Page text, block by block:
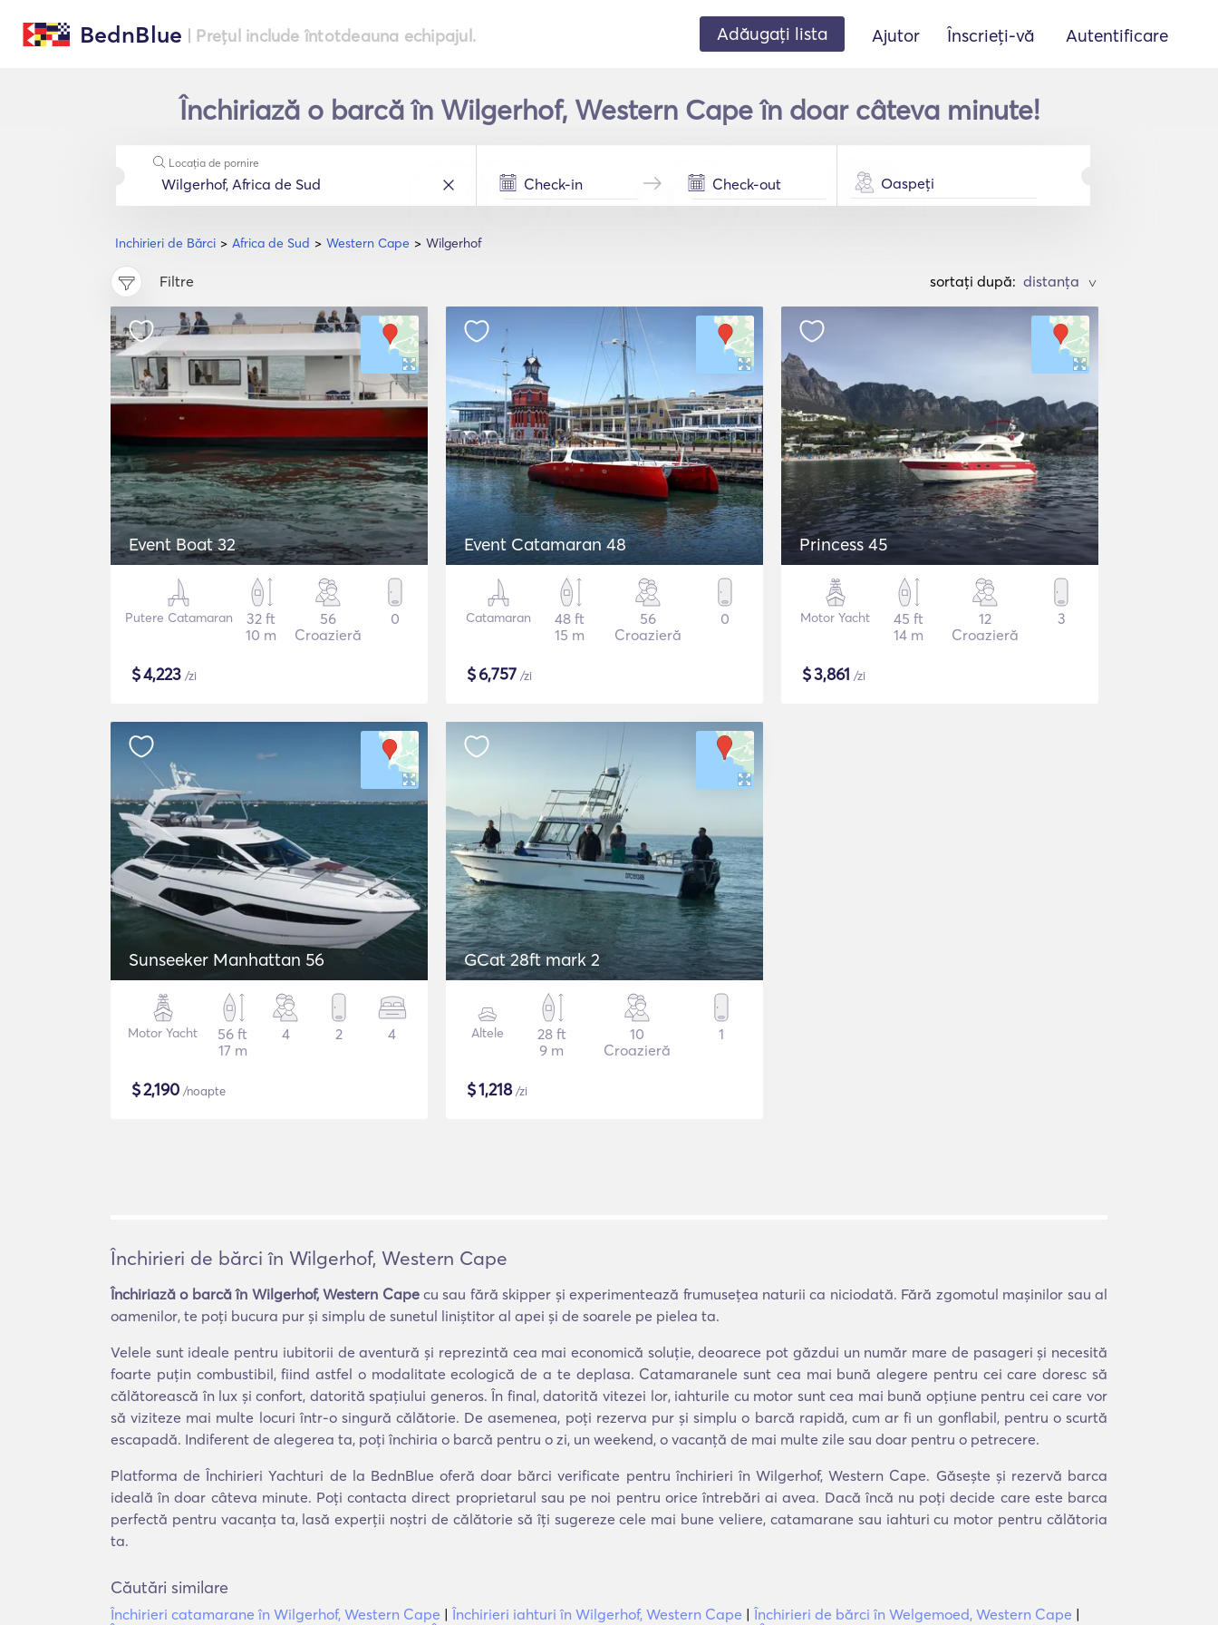
BednBlue | Prețul include întotdeauna echipajul. Adăugați lista Ajutor Înscrieți-vă Autentificare
Închiriază o barcă în Wilgerhof, Western Cape în doar câteva minute!
Inchirieri de Bărci Africa de Sud Western Cape Wilgerhof
Locația de pornire
Oaspeți
Filtre sortați după: >
Event Boat 32
Putere Catamaran
32 ft
10 m
56
Croazieră
0
$4,223 /zi
Event Catamaran 48
Catamaran
48 ft
15 m
56
Croazieră
0
$6,757 /zi
Princess 45
Motor Yacht
45 ft
14 m
12
Croazieră
3
$3,861 /zi
Sunseeker Manhattan 56
Motor Yacht
56 ft
17 m
4 2 4
$2,190 /noapte
GCat 28ft mark 2
Altele
28 ft
9 m
10
Croazieră
1
$1,218/zi
Închirieri de bărci în Wilgerhof, Western Cape
Închiriază o barcă în Wilgerhof, Western Capecu sau fără skipper și experimentează frumusețea naturii ca niciodată. Fără zgomotul mașinilor sau al
oamenilor, te poți bucura pur și simplu de sunetul liniștitor al apei și de soarele pe pielea ta.
Velele sunt ideale pentru iubitorii de aventură și reprezintă cea mai economică soluție, deoarece pot găzdui un număr mare de pasageri și necesită
foarte puțin combustibil, fiind astfel o modalitate ecologică de a te deplasa. Catamaranele sunt cea mai bună alegere pentru cei care doresc să
călătorească în lux și confort, datorită spațiului generos. În final, datorită vitezei lor, iahturile cu motor sunt cea mai bună opțiune pentru cei care vor
să viziteze mai multe locuri într-o singură călătorie. De asemenea, poți rezerva pur și simplu o barcă rapidă, cum ar fi un gonflabil, pentru o scurtă
escapadă. Indiferent de alegerea ta, poți închiria o barcă pentru o zi, un weekend, o vacanță de mai multe zile sau doar pentru o petrecere.
Platforma de Închirieri Yachturi de la BednBlue oferă doar bărci verificate pentru închirieri în Wilgerhof, Western Cape. Găsește și rezervă barca
ideală în doar câteva minute. Poți contacta direct proprietarul sau pe noi pentru orice întrebări ai avea. Dacă încă nu poți decide care este barca
perfectă pentru vacanța ta, lasă experții noștri de călătorie să îți sugereze cele mai bune veliere, catamarane sau iahturi cu motor pentru călătoria
ta.
Căutări similare
Închirieri catamarane în Wilgerhof, Western Cape | Închirieri iahturi în Wilgerhof, Western Cape | Închirieri de bărci în Welgemoed, Western Cape |